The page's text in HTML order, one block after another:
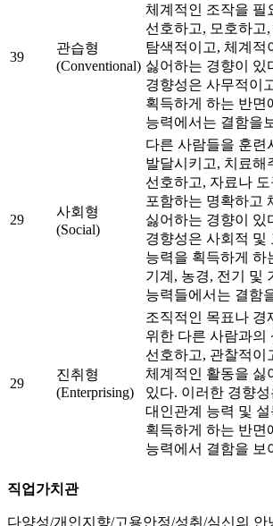
39
관습형
(Conventional)
체계적인 조작을 필
선호하고, 모호하고
탐색적이고, 체계적
싫어하는 경향이 있
경향성은 사무적이
획득하게 하는 반면
능력에서는 결함을
29
사회형
(Social)
다른 사람들을 훈련
발달시키고, 치료해
선호하고, 자료나
포함하는 명확하고
싫어하는 경향이 있
경향성은 사회적 및
능력을 획득하게 하
기계, 농경, 전기 및
능력들에서는 결함
29
진취형
(Enterprising)
조직적인 목표나 경
위한 다른 사람과의
선호하고, 관찰적이
체계적인 활동을 싫
있다. 이러한 경향
대인관계 능력 및
획득하게 하는 반면
능력에서 결함을 보
직업가치관
다양성/개인지향/고용안정/성취/심신의 안